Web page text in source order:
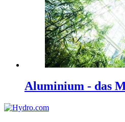
Aluminium - das